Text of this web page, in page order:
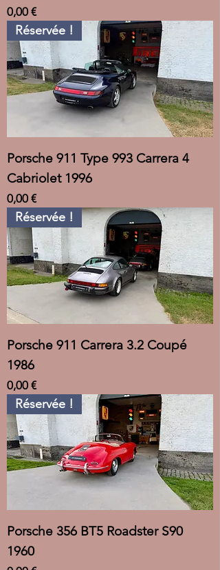
Prix
0,00 €
Réservée !
Porsche 911 Type 993 Carrera 4
Cabriolet 1996
Prix
0,00 €
Réservée !
Porsche 911 Carrera 3.2 Coupé
1986
Prix
0,00 €
Réservée !
Porsche 356 BT5 Roadster S90
1960